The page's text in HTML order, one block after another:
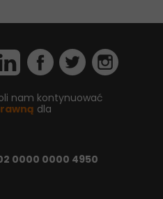
nam kontynuować
dla
0000 0000 4950